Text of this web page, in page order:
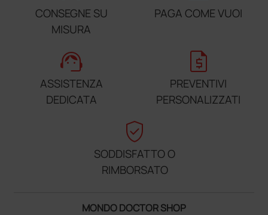
CONSEGNE SU
MISURA
PAGA COME VUOI
support_agent
ASSISTENZA
DEDICATA
request_quote
PREVENTIVI
PERSONALIZZATI
verified_user
SODDISFATTO O
RIMBORSATO
MONDO DOCTOR SHOP